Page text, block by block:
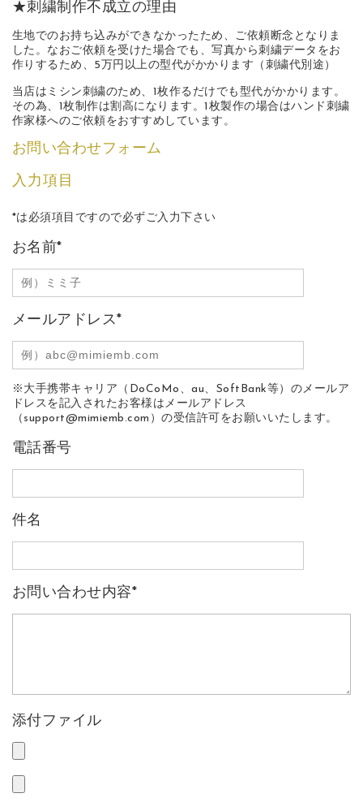
★刺繍制作不成立の理由
生地でのお持ち込みができなかったため、ご依頼断念となりま
した。なおご依頼を受けた場合でも、写真から刺繍データをお
作りするため、5万円以上の型代がかかります（刺繍代別途）
当店はミシン刺繍のため、1枚作るだけでも型代がかかります。
その為、1枚制作は割高になります。1枚製作の場合はハンド刺繍
作家様へのご依頼をおすすめしています。
お問い合わせフォーム
入力項目
*は必須項目ですので必ずご入力下さい
お名前*
メールアドレス*
※大手携帯キャリア（DoCoMo、au、SoftBank等）のメールア
ドレスを記入されたお客様はメールアドレス
（support@mimiemb.com）の受信許可をお願いいたします。
電話番号
件名
お問い合わせ内容*
添付ファイル